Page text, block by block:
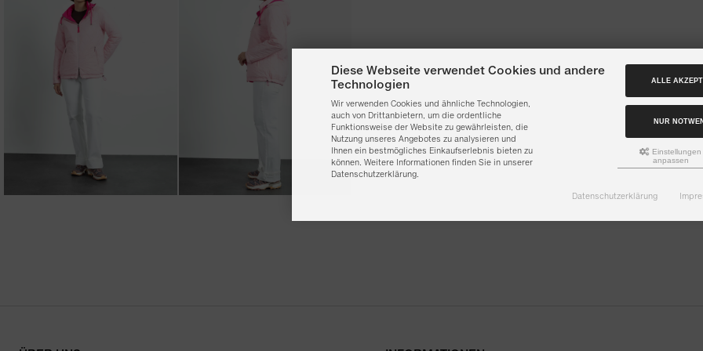
Diese Webseite verwendet Cookies und andere
Technologien
Wir verwenden Cookies und ähnliche Technologien,
auch von Drittanbietern, um die ordentliche
Funktionsweise der Website zu gewährleisten, die
Nutzung unseres Angebotes zu analysieren und
Ihnen ein bestmögliches Einkaufserlebnis bieten zu
können. Weitere Informationen finden Sie in unserer
Datenschutzerklärung.
ALLE
NUR
Einstellungen
anpassen
Datenschutzerklärung